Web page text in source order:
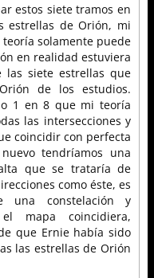
estos siete tramos en
estrellas de Orión, mi
solamente puede
en realidad estuviera
las siete estrellas que
de los estudios.
1 en 8 que mi teoría
las intersecciones y
coincidir con perfecta
tendríamos una
que se trataría de
como éste, es
una constelación y
mapa coincidiera,
que Ernie había sido
las estrellas de Orión